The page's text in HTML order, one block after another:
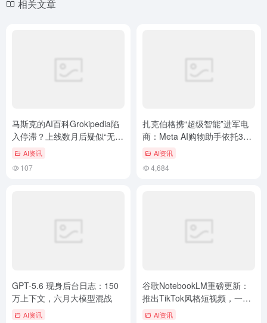
相关文章
马斯克的AI百科Grokipedia陷
入停滞？上线数月后疑似“无人
维护”AI资讯
107
扎克伯格携“超级智能”进军电
商：Meta AI购物助手依托30
亿社交数据，推荐精准超越自
AI资讯
4,684
GPT-5.6 现身后台日志：150
万上下文，六月大模型混战
AI资讯
谷歌NotebookLM重磅更新：
推出TikTok风格短视频，一键
理解复杂研究笔记
AI资讯